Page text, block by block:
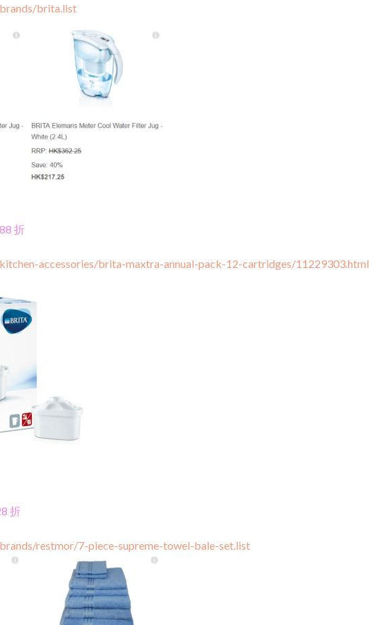
brita.list
折
accessories/brita-maxtra-annual-pack-12-cartridges/11229303.html
折
restmor/7-piece-supreme-towel-bale-set.list